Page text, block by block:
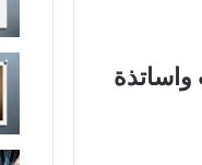
واساتذة